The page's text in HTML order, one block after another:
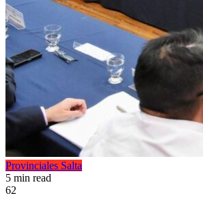
Provinciales Salta
5 min read
62